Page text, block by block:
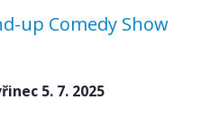
up Comedy Show
5. 7. 2025